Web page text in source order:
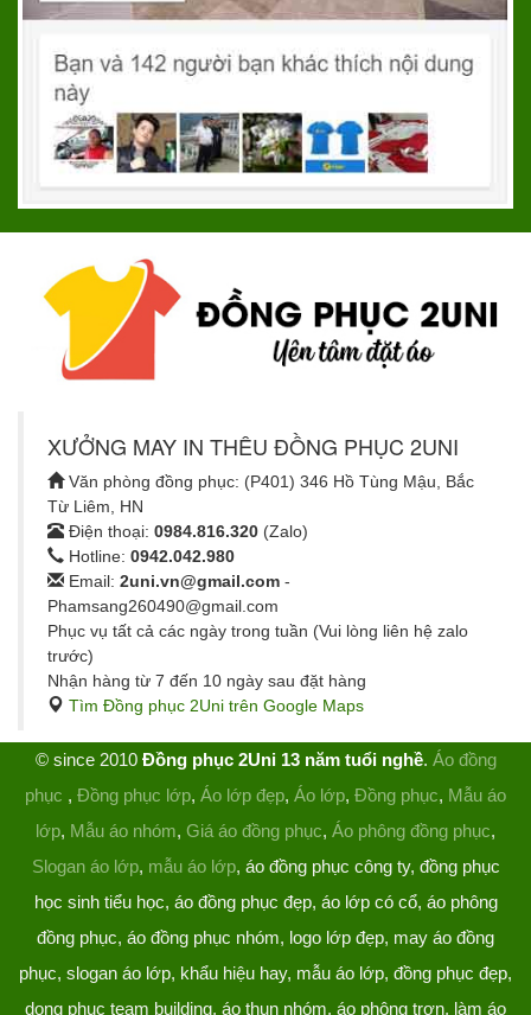
XƯỞNG MAY IN THÊU ĐỒNG PHỤC 2UNI
Văn phòng đồng phục: (P401) 346 Hồ Tùng Mậu, Bắc
Từ Liêm, HN
Điện thoại: 0984.816.320 (Zalo)
Hotline: 0942.042.980
Email: 2uni.vn@gmail.com -
Phamsang260490@gmail.com
Phục vụ tất cả các ngày trong tuần (Vui lòng liên hệ zalo
trước)
Nhận hàng từ 7 đến 10 ngày sau đặt hàng
Tìm Đồng phục 2Uni trên Google Maps
© since 2010 Đồng phục 2Uni 13 năm tuổi nghề. Áo đồng
phục , Đồng phục lớp, Áo lớp đẹp, Áo lớp, Đồng phục, Mẫu áo
lớp, Mẫu áo nhóm, Giá áo đồng phục, Áo phông đồng phục,
Slogan áo lớp, mẫu áo lớp, áo đồng phục công ty, đồng phục
học sinh tiểu học, áo đồng phục đẹp, áo lớp có cổ, áo phông
đồng phục, áo đồng phục nhóm, logo lớp đẹp, may áo đồng
phục, slogan áo lớp, khẩu hiệu hay, mẫu áo lớp, đồng phục đẹp,
dong phuc team building, áo thun nhóm, áo phông trơn, làm áo